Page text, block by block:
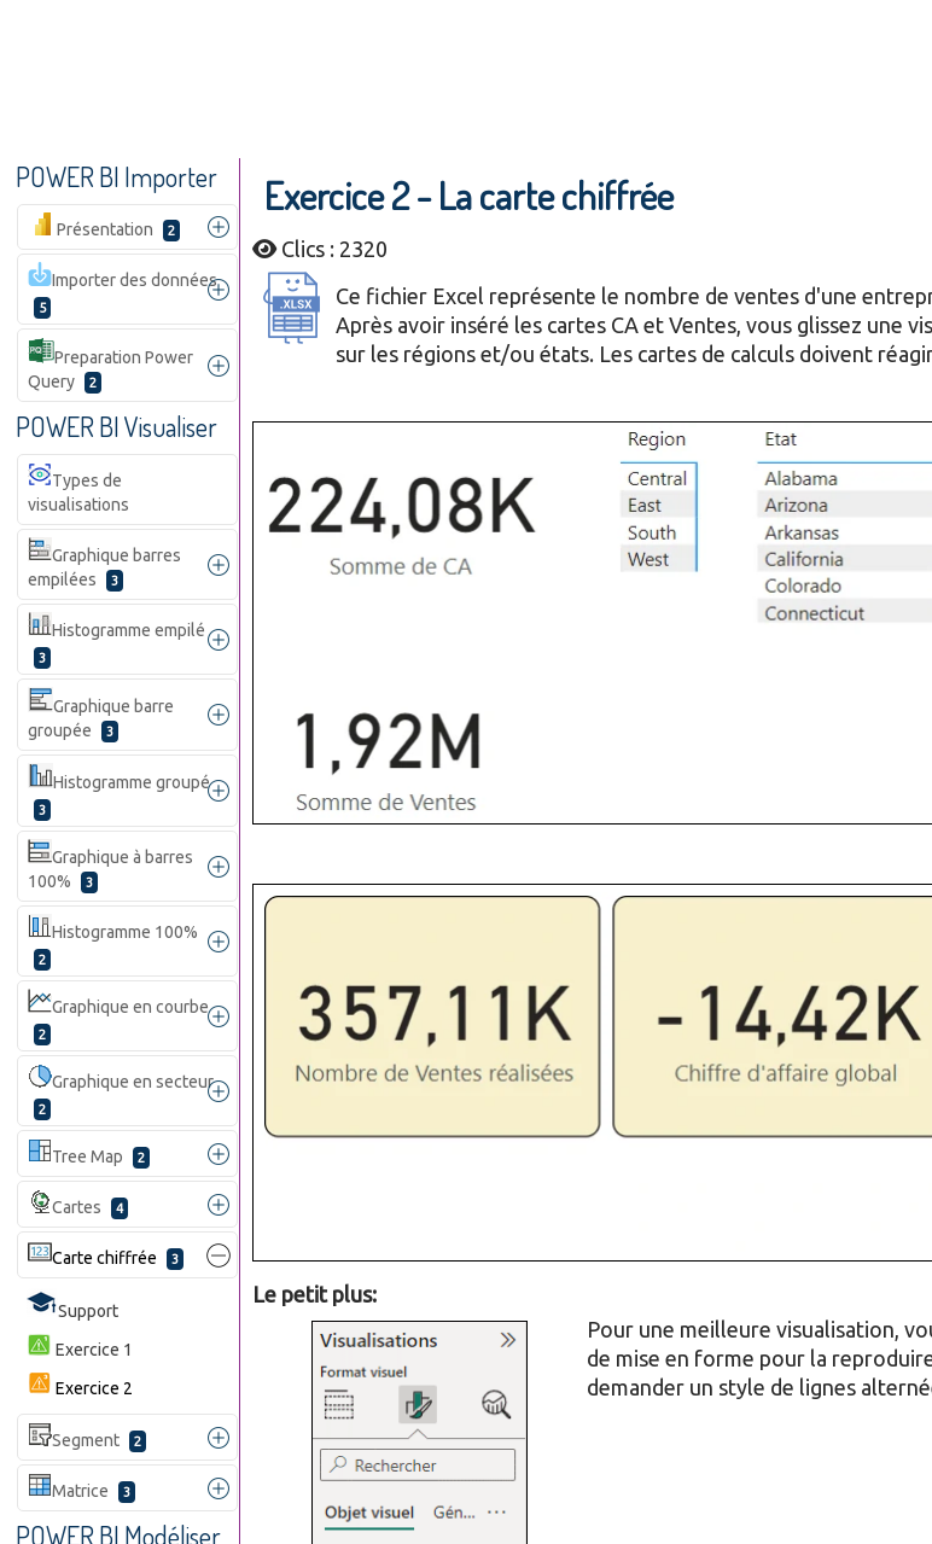
POWER BI Importer
Présentation 2
Importer des données
5
Preparation Power
Query
2
POWER BI Visualiser
Types de
visualisations
Graphique barres
empilées
3
Histogramme empilé
3
Graphique barre
groupée
3
Histogramme groupé
3
Graphique à barres
100%
3
Histogramme 100%
2
Graphique en courbe
2
Graphique en secteur
2
Tree Map 2
Cartes 4
Carte chiffrée 3
Support
Exercice 1
Exercice 2
Segment 2
Matrice 3
POWER BI Modéliser
Exercice 2 - La carte chiffrée
Clics : 2320
Ce fichier Excel représente le nombre de ventes d'une
Après avoir inséré les cartes CA et Ventes, vous glissez une
sur les régions et/ou états. Les cartes de calculs doivent
Le petit plus:
Pour une meilleure visualisation,
de mise en forme pour la
demander un style de lignes